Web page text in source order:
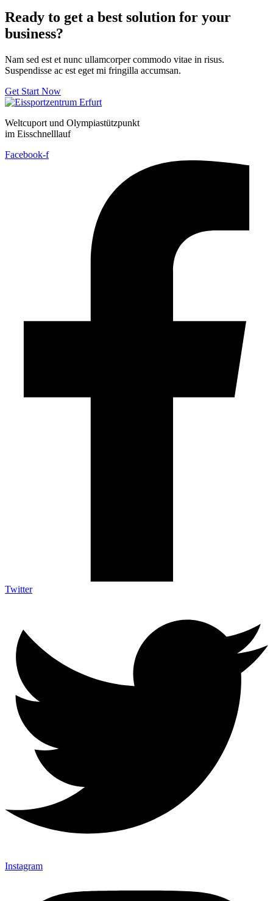
Ready to get a best solution for your
business?
Nam sed est et nunc ullamcorper commodo vitae in risus.
Suspendisse ac est eget mi fringilla accumsan.
Get Start Now
Weltcuport und Olympiastützpunkt
im Eisschnelllauf
Facebook-f
Twitter
Instagram